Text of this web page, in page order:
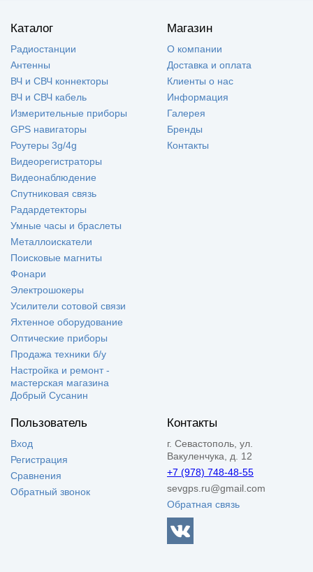
Каталог
Радиостанции
Антенны
ВЧ и СВЧ коннекторы
ВЧ и СВЧ кабель
Измерительные приборы
GPS навигаторы
Роутеры 3g/4g
Видеорегистраторы
Видеонаблюдение
Спутниковая связь
Радардетекторы
Умные часы и браслеты
Металлоискатели
Поисковые магниты
Фонари
Электрошокеры
Усилители сотовой связи
Яхтенное оборудование
Оптические приборы
Продажа техники б/у
Настройка и ремонт -
мастерская магазина
Добрый Сусанин
Магазин
О компании
Доставка и оплата
Клиенты о нас
Информация
Галерея
Бренды
Контакты
Пользователь
Вход
Регистрация
Сравнения
Обратный звонок
Контакты
г. Севастополь, ул.
Вакуленчука, д. 12
+7 (978) 748-48-55
sevgps.ru@gmail.com
Обратная связь